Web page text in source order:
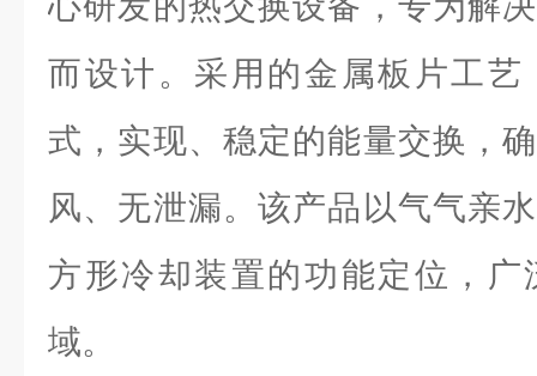
而设计。采用的金属板片工艺
式，实现、稳定的能量交换，
风、无泄漏。该产品以气气亲
方形冷却装置的功能定位，
域。